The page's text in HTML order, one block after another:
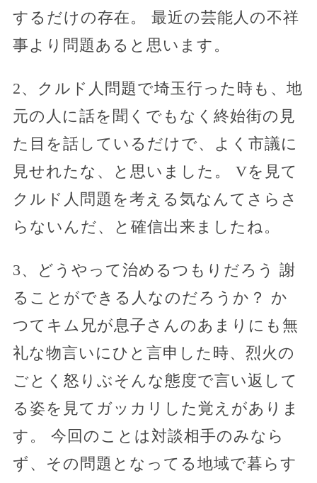
するだけの存在。 最近の芸能人の不祥
事より問題あると思います。
2、クルド人問題で埼玉行った時も、地
元の人に話を聞くでもなく終始街の見
た目を話しているだけで、よく市議に
見せれたな、と思いました。 Vを見て
クルド人問題を考える気なんてさらさ
らないんだ、と確信出来ましたね。
3、どうやって治めるつもりだろう 謝
ることができる人なのだろうか？ か
つてキム兄が息子さんのあまりにも無
礼な物言いにひと言申した時、烈火の
ごとく怒りぶそんな態度で言い返して
る姿を見てガッカリした覚えがありま
す。 今回のことは対談相手のみなら
ず、その問題となってる地域で暮らす